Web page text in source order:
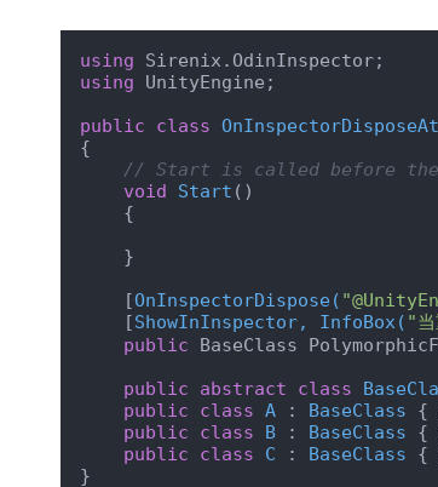
using
using UnityEngine;
public
class
{
// Start is called before
void
Start ( )
    {
    }
    [
OnInspectorDispose(
    [
ShowInInspector, InfoBox( "
public BaseClass
public
abstract class
public
class A : BaseClass {
public
class B : BaseClass {
public
class C : BaseClass {